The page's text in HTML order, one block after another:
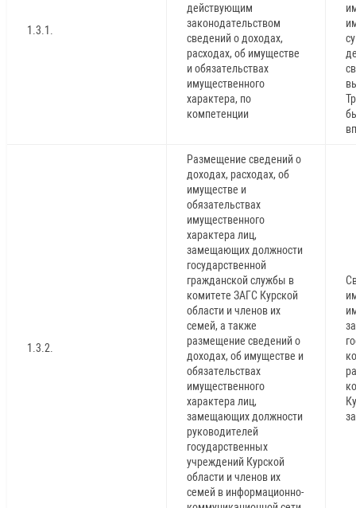
1.3.1.
действующим
законодательством
сведений о доходах,
расходах, об имуществе
и обязательствах
имущественного
характера, по
компетенции
1.3.2.
Размещение сведений о
доходах, расходах, об
имуществе и
обязательствах
имущественного
характера лиц,
замещающих должности
государственной
гражданской службы в
комитете ЗАГС Курской
области и членов их
семей, а также
размещение сведений о
доходах, об имуществе и
обязательствах
имущественного
характера лиц,
замещающих должности
руководителей
государственных
учреждений Курской
области и членов их
семей в информационно-